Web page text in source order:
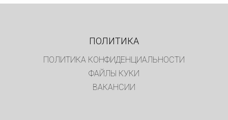
ПОЛИТИКА
ПОЛИТИКА КОНФИДЕНЦИАЛЬНОСТИ
ФАЙЛЫ КУКИ
ВАКАНСИИ